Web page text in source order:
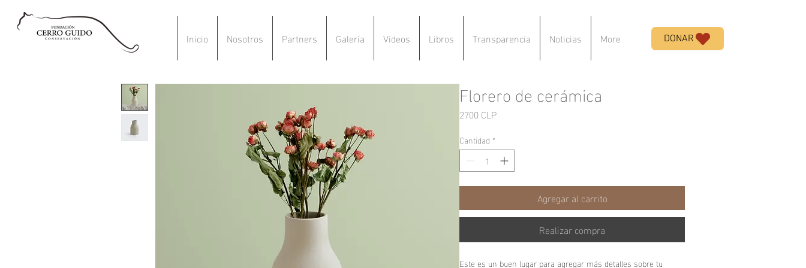
Inicio Nosotros Partners Galería Videos Libros Transparencia Noticias More DONAR
Florero de cerámica
2700 CLPPrecio
Cantidad *
Agregar al carrito
Realizar compra
Este es un buen lugar para agregar más detalles sobre tu